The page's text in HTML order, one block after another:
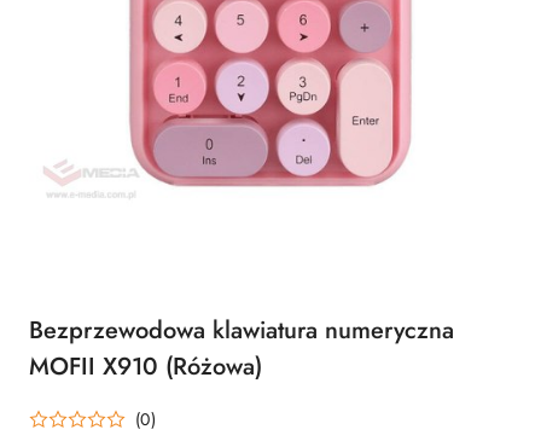
Bezprzewodowa klawiatura numeryczna
MOFII X910 (Różowa)
(0)